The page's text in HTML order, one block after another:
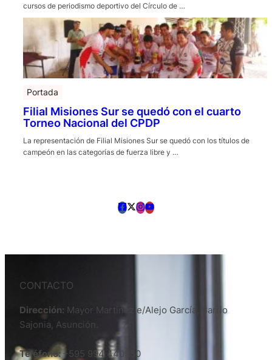
cursos de periodismo deportivo del Círculo de …
Portada
Filial Misiones Sur se quedó con el cuarto
Torneo Nacional del CPDP
La representación de Filial Misiones Sur se quedó con los títulos de
campeón en las categorías de fuerza libre y …
CONTACTO
Dirección: Mayor Martinez e/Alejo García, Barrio
Sajonia, Asunción.
Teléfono:+595 994 440950